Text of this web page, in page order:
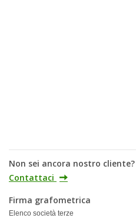
Non sei ancora nostro cliente?
Contattaci
Firma grafometrica
Elenco società terze